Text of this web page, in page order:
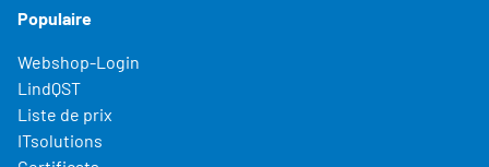
Populaire
Webshop-Login
LindQST
Liste de prix
ITsolutions